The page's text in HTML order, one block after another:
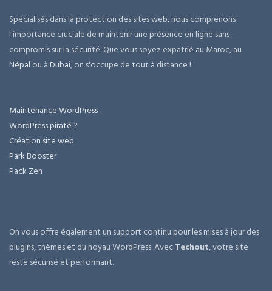
Spécialisés dans la protection des sites web, nous comprenons
l'importance cruciale de maintenir une présence en ligne sans
compromis sur la sécurité. Que vous soyez expatrié au Maroc, au
Népal ou àDubai, on s'occupe de tout à distance !
Maintenance WordPress
WordPress piraté ?
Création site web
Park Booster
Pack Zen
On vous offre également un support continu pour les mises à jour des
plugins, thèmes et du noyau WordPress. AvecTechout, votre site
reste sécurisé et performant.